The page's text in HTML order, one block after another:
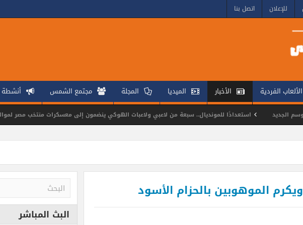
للإعلان اتصل بنا
الألعاب الفردية الأخبار الميديا المجلة مجتمع الشمس
استعدادًا للمونديال.. سبعة من لاعبي ولاعبات الهوكي ينضمون إلى معسكرات منتخب مصر لمواليد 2008
ويكرم الموهوبين بالحزام الأسود
البث المباشر